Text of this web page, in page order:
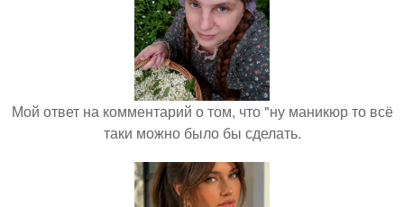
Мой ответ на комментарий о том, что "ну маникюр то всё
таки можно было бы сделать.